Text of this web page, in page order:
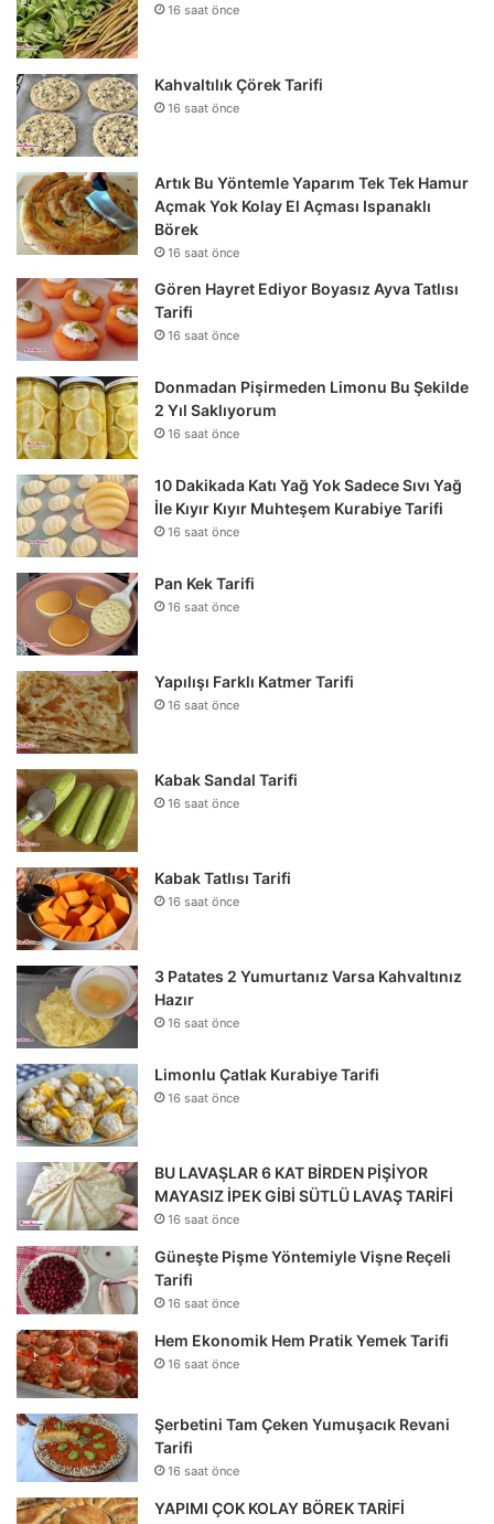
16 saat önce
Kahvaltılık Çörek Tarifi
16 saat önce
Artık Bu Yöntemle Yaparım Tek Tek Hamur
Açmak Yok Kolay El Açması Ispanaklı
Börek
16 saat önce
Gören Hayret Ediyor Boyasız Ayva Tatlısı
Tarifi
16 saat önce
Donmadan Pişirmeden Limonu Bu Şekilde
2 Yıl Saklıyorum
16 saat önce
10 Dakikada Katı Yağ Yok Sadece Sıvı Yağ
İle Kıyır Kıyır Muhteşem Kurabiye Tarifi
16 saat önce
Pan Kek Tarifi
16 saat önce
Yapılışı Farklı Katmer Tarifi
16 saat önce
Kabak Sandal Tarifi
16 saat önce
Kabak Tatlısı Tarifi
16 saat önce
3 Patates 2 Yumurtanız Varsa Kahvaltınız
Hazır
16 saat önce
Limonlu Çatlak Kurabiye Tarifi
16 saat önce
BU LAVAŞLAR 6 KAT BİRDEN PİŞİYOR
MAYASIZ İPEK GİBİ SÜTLÜ LAVAŞ TARİFİ
16 saat önce
Güneşte Pişme Yöntemiyle Vişne Reçeli
Tarifi
16 saat önce
Hem Ekonomik Hem Pratik Yemek Tarifi
16 saat önce
Şerbetini Tam Çeken Yumuşacık Revani
Tarifi
16 saat önce
YAPIMI ÇOK KOLAY BÖREK TARİFİ